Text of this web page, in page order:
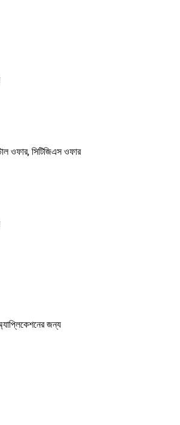
ওফার, সিটিজিএস ওফার
জন্য